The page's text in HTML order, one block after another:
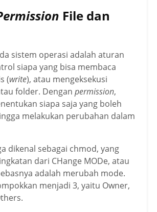
File dan
sistem operasi adalah aturan
siapa yang bisa membaca
(write), atau mengeksekusi
folder. Dengan permission,
siapa saja yang boleh
melakukan perubahan dalam
dikenal sebagai chmod, yang
dari CHange MODe, atau
adalah merubah mode.
menjadi 3, yaitu Owner,